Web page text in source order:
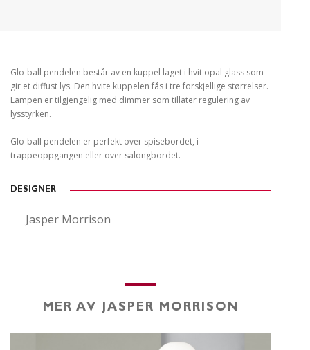
Glo-ball pendelen består av en kuppel laget i hvit opal glass som
gir et diffust lys. Den hvite kuppelen fås i tre forskjellige størrelser.
Lampen er tilgjengelig med dimmer som tillater regulering av
lysstyrken.
Glo-ball pendelen er perfekt over spisebordet, i
trappeoppgangen eller over salongbordet.
DESIGNER
Jasper Morrison
MER AV JASPER MORRISON